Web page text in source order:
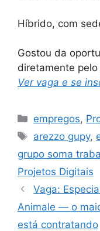
Híbrido, com
Gostou da
diretamente
Ver vaga e se
Categories
empregos,
Tags
arezzo gupy,
grupo soma
Projetos Digitais
Vaga:
Animale — o
está contratando